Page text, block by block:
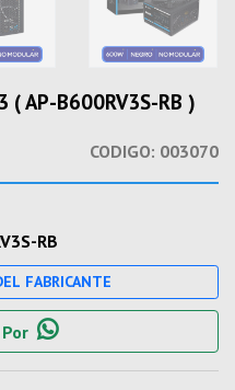
( AP-B600RV3S-RB )
CODIGO: 003070
RB
FABRICANTE